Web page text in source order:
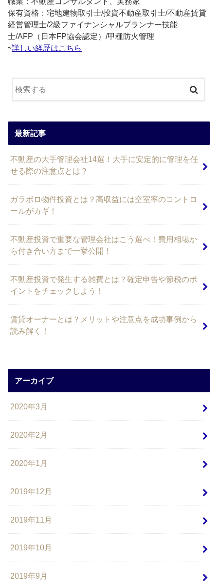
保有資格：宅地建物取引士/投資不動産取引士/不動産賃貸
経営管理士/2級ファイナンシャルプランナー技能
士/AFP（日本FP協会認定）/甲種防火管理
⇨詳しい経歴はこちら
最新記事
不動産の大手管理会社14選！大手に安定的に管理を任
せる際の注意点とは？
ガラボロ物件投資とは？高収益には空室率のコントロ
ールがカギ！
不動産投資で重要な管理会社はこう選べ！費用相場か
ら付き合い方まで一挙公開！
不動産投資で発生する雑費とは？確定申告や節税のポ
イントをチェックしよう！
賃貸オーナーとは？メリットや注意点を成功事例から
読み解く！
アーカイブ
2020年3月
2020年2月
2020年1月
2019年12月
2019年11月
2019年10月
2019年9月